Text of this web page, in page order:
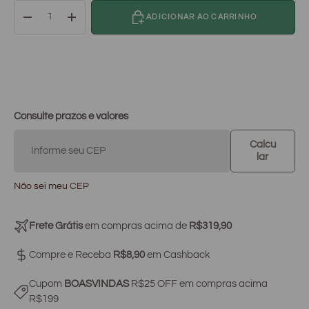
-
+ ADICIONAR AO CARRINHO
Consulte prazos e valores
Calcu
lar
Não sei meu CEP
Frete Grátisem compras acima de R$319,90
Compre e Receba R$8,90 em Cashback
Cupom BOASVINDAS R$25 OFF em compras acima
R$199